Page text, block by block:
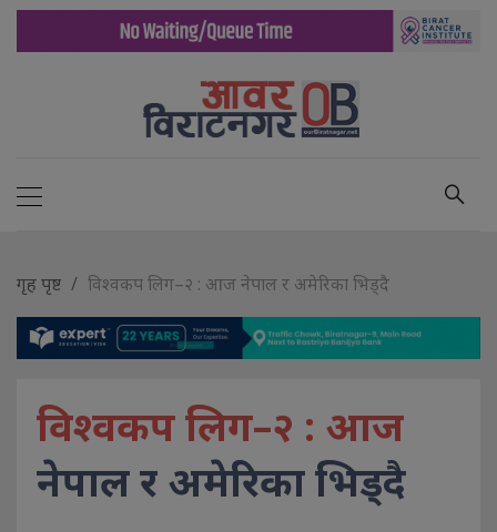
गृह पृष्ट विश्वकप लिग–२ : आज नेपाल र अमेरिका भिड्दै
विश्वकप लिग–२ : आज
नेपाल र अमेरिका भिड्दै